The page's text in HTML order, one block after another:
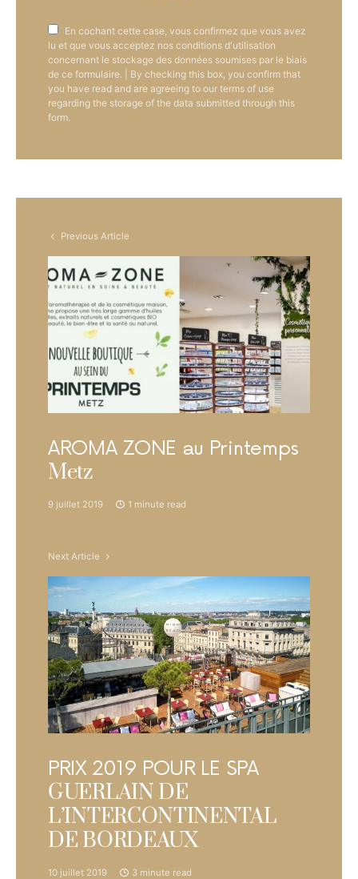
En cochant cette case, vous confirmez que vous avez
lu et que vous acceptez nos conditions d'utilisation
concernant le stockage des données soumises par le biais
de ce formulaire. | By checking this box, you confirm that
you have read and are agreeing to our terms of use
regarding the storage of the data submitted through this
form.
Previous Article
AROMA ZONE au Printemps
Metz
9 juillet 2019 1 minute read
Next Article
PRIX 2019 POUR LE SPA
GUERLAIN DE
L’INTERCONTINENTAL
DE BORDEAUX
10 juillet 2019 3 minute read